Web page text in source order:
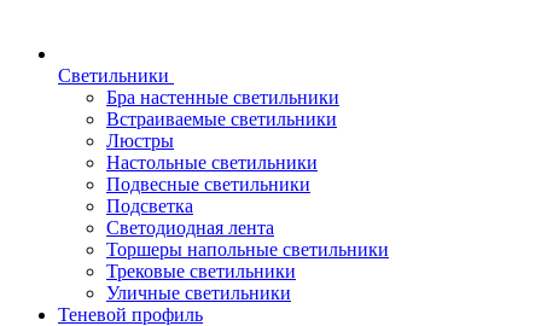
Светильники
Бра настенные светильники
Встраиваемые светильники
Люстры
Настольные светильники
Подвесные светильники
Подсветка
Светодиодная лента
Торшеры напольные светильники
Трековые светильники
Уличные светильники
Теневой профиль